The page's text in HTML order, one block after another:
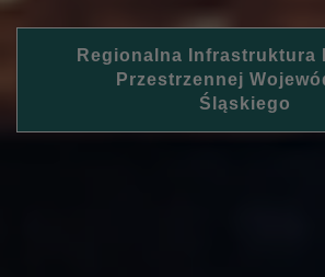
Regionalna Infrastruktura
Przestrzennej
Śląskiego